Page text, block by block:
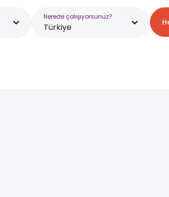
Nerede çalışıyorsunuz?
Türkiye